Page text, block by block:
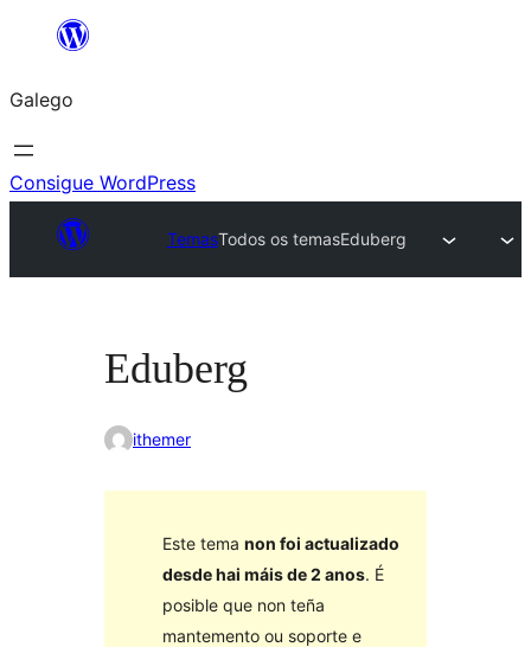
Saltar
contido
Galego
Consigue WordPress
TemasTodos os temasEduberg
Eduberg
ithemer
Este tema non foi actualizado
desde hai máis de 2 anos. É
posible que non teña
mantemento ou soporte e